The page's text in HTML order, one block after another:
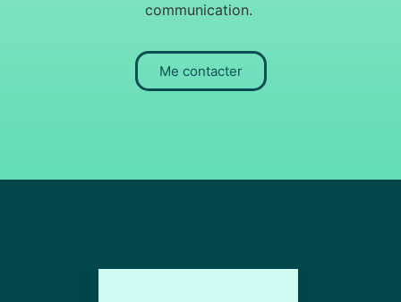
communication.
Me contacter